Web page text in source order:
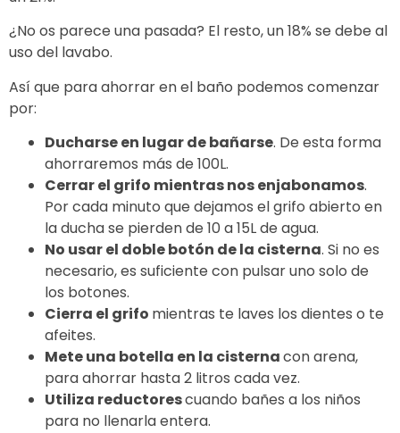
¿No os parece una pasada? El resto, un 18% se debe al
uso del lavabo.
Así que para ahorrar en el baño podemos comenzar
por:
Ducharse en lugar de bañarse. De esta forma
ahorraremos más de 100L.
Cerrar el grifo mientras nos enjabonamos.
Por cada minuto que dejamos el grifo abierto en
la ducha se pierden de 10 a 15L de agua.
No usar el doble botón de la cisterna. Si no es
necesario, es suficiente con pulsar uno solo de
los botones.
Cierra el grifo mientras te laves los dientes o te
afeites.
Mete una botella en la cisternacon arena,
para ahorrar hasta 2 litros cada vez.
Utiliza reductorescuando bañes a los niños
para no llenarla entera.